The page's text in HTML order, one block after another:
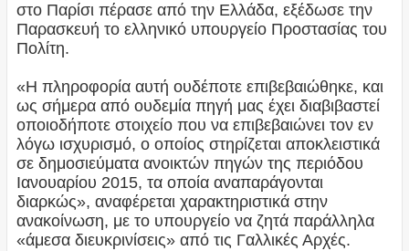
στο Παρίσι πέρασε από την Ελλάδα, εξέδωσε την
Παρασκευή το ελληνικό υπουργείο Προστασίας του
Πολίτη.
«Η πληροφορία αυτή ουδέποτε επιβεβαιώθηκε, και
ως σήμερα από ουδεμία πηγή μας έχει διαβιβαστεί
οποιοδήποτε στοιχείο που να επιβεβαιώνει τον εν
λόγω ισχυρισμό, ο οποίος στηρίζεται αποκλειστικά
σε δημοσιεύματα ανοικτών πηγών της περιόδου
Ιανουαρίου 2015, τα οποία αναπαράγονται
διαρκώς», αναφέρεται χαρακτηριστικά στην
ανακοίνωση, με το υπουργείο να ζητά παράλληλα
«άμεσα διευκρινίσεις» από τις Γαλλικές Αρχές.